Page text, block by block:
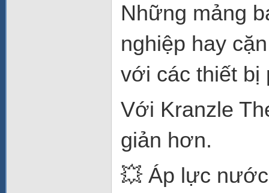
Những mảng
nghiệp hay
với các thiết bị
Với Kranzle
giản hơn.
💥 Áp lực